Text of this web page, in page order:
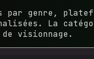
par genre,
La
visionnage.